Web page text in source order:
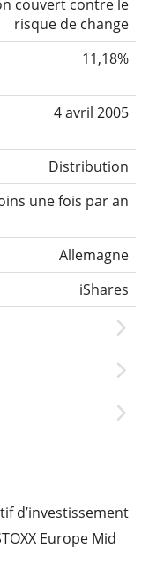
couvert contre le
risque de change
11,18%
4 avril 2005
Distribution
une fois par an
Allemagne
iShares
d’investissement
Europe Mid